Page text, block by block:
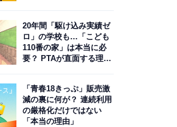
20年間「駆け込み実績ゼ
ロ」の学校も…「こども
110番の家」は本当に必
要？ PTAが直面する理想
「青春18きっぷ」販売激
減の裏に何が？ 連続利用
の厳格化だけではない
「本当の理由」